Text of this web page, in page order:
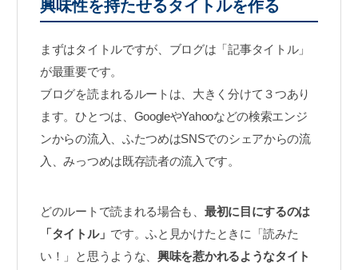
興味性を持たせるタイトルを作る
まずはタイトルですが、ブログは「記事タイトル」
が最重要です。
ブログを読まれるルートは、大きく分けて３つあり
ます。ひとつは、GoogleやYahooなどの検索エンジ
ンからの流入、ふたつめはSNSでのシェアからの流
入、みっつめは既存読者の流入です。
どのルートで読まれる場合も、 最初に目にするのは
「タイトル」 です。ふと見かけたときに「読みた
い！」と思うような、 興味を惹かれるようなタイト